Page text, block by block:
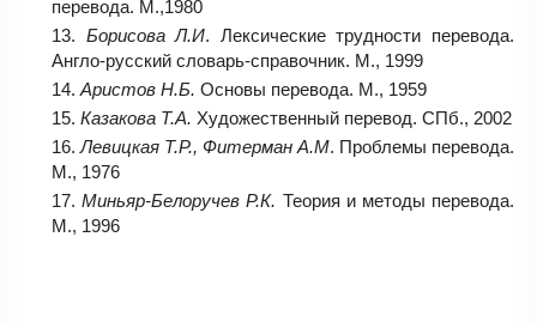
перевода. М.,1980
Борисова Л.И. Лексические трудности перевода.
Англо-русский словарь-справочник. М., 1999
Аристов Н.Б. Основы перевода. М., 1959
Казакова Т.А. Художественный перевод. СПб., 2002
Левицкая Т.Р., Фитерман А.М. Проблемы перевода.
М., 1976
Миньяр-Белоручев Р.К. Теория и методы перевода.
М., 1996